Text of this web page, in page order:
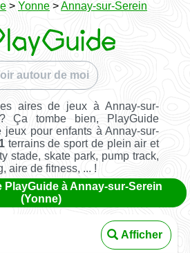
> Yonne >Annay-sur-Serein
autour de moi
aires de jeux à Annay-sur-
Ça tombe bien, PlayGuide
jeux pour enfants à Annay-sur-
1 terrains de sport de plein air et
stade, skate park, pump track,
aire de fitness, ... !
PlayGuide à Annay-sur-Serein
(Yonne)
Afficher